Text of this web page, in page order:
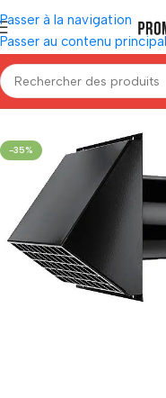
Passer à la navigation
Passer au contenu principal
Accueil/Ventilation/
-35%